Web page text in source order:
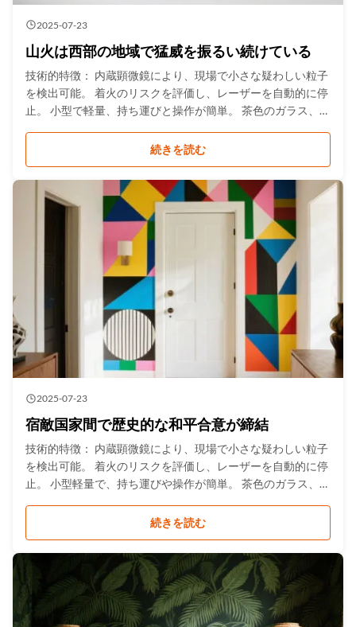
2025-07-23
山火は西部の地域で猛威を振るい続けている
技術的特徴： 内蔵顕微鏡により、現場で小さな疑わしい粒子
を検出可能。 着火のリスクを評価し、レーザーを自動的に停
止。 小型で軽量、持ち運びと操作が簡単。 茶色のガラス、一
リ＞13,000種、違法薬物スペクトルライブラリ＞3,000種。
.gtr-container { font-family: 'Arial', sans-serif; color: #333333;
line-height: 1.6; max-width: 800px; margin: 0 auto; } .gtr-
heading { font-size: 18px ...
続きを読む
2025-07-23
宿敵国家間で歴史的な和平合意が締結
技術的特徴： 内蔵顕微鏡により、現場で小さな疑わしい粒子
を検出可能。 着火のリスクを評価し、レーザーを自動的に停
止。 小型軽量で、持ち運びや操作が簡単。 茶色のガラス、一
リ＞13,000種、禁制品スペクトルライブラリ＞3,000種。
.gtr-container { font-family: 'Arial', sans-serif; color: #333333;
line-height: 1.6; max-width: 800px; margin: 0 auto; } .gtr-
heading { font-size: 18px ...
続きを読む